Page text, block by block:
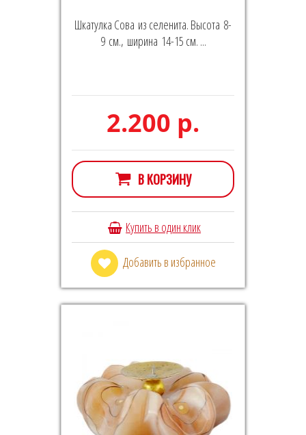
Шкатулка Сова из селенита. Высота 8-
9 см., ширина 14-15 см. ...
2.200 р.
В КОРЗИНУ
Купить в один клик
Добавить в избранное